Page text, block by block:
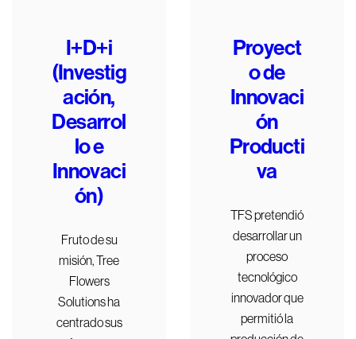
I+D+i
(Investig
ación,
Desarrol
lo e
Innovaci
ón)
Fruto de su
misión, Tree
Flowers
Solutions ha
centrado sus
Proyect
o de
Innovaci
ón
Producti
va
TFS pretendió
desarrollar un
proceso
tecnológico
innovador que
permitió la